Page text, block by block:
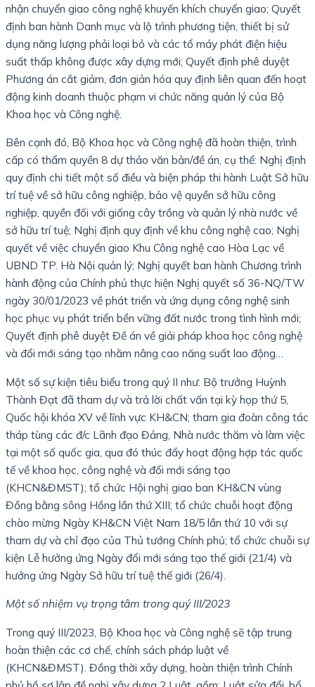
nhận chuyển giao công nghệ khuyến khích chuyển giao; Quyết
định ban hành Danh mục và lộ trình phương tiện, thiết bị sử
dụng năng lượng phải loại bỏ và các tổ máy phát điện hiệu
suất thấp không được xây dựng mới; Quyết định phê duyệt
Phương án cắt giảm, đơn giản hóa quy định liên quan đến hoạt
động kinh doanh thuộc phạm vi chức năng quản lý của Bộ
Khoa học và Công nghệ.
Bên cạnh đó, Bộ Khoa học và Công nghệ đã hoàn thiện, trình
cấp có thẩm quyền 8 dự thảo văn bản/đề án, cụ thể: Nghị định
quy định chi tiết một số điều và biện pháp thi hành Luật Sở hữu
trí tuệ về sở hữu công nghiệp, bảo vệ quyền sở hữu công
nghiệp, quyền đối với giống cây trồng và quản lý nhà nước về
sở hữu trí tuệ; Nghị định quy định về khu công nghệ cao; Nghị
quyết về việc chuyển giao Khu Công nghệ cao Hòa Lạc về
UBND TP. Hà Nội quản lý; Nghị quyết ban hành Chương trình
hành động của Chính phủ thực hiện Nghị quyết số 36-NQ/TW
ngày 30/01/2023 về phát triển và ứng dụng công nghệ sinh
học phục vụ phát triển bền vững đất nước trong tình hình mới;
Quyết định phê duyệt Đề án về giải pháp khoa học công nghệ
và đổi mới sáng tạo nhằm nâng cao năng suất lao động…
Một số sự kiện tiêu biểu trong quý II như: Bộ trưởng Huỳnh
Thành Đạt đã tham dự và trả lời chất vấn tại kỳ họp thứ 5,
Quốc hội khóa XV về lĩnh vực KH&CN; tham gia đoàn công tác
tháp tùng các đ/c Lãnh đạo Đảng, Nhà nước thăm và làm việc
tại một số quốc gia, qua đó thúc đẩy hoạt động hợp tác quốc
tế về khoa học, công nghệ và đổi mới sáng tạo
(KHCN&ĐMST); tổ chức Hội nghị giao ban KH&CN vùng
Đồng bằng sông Hồng lần thứ XIII; tổ chức chuỗi hoạt động
chào mừng Ngày KH&CN Việt Nam 18/5 lần thứ 10 với sự
tham dự và chỉ đạo của Thủ tướng Chính phủ; tổ chức chuỗi sự
kiện Lễ hưởng ứng Ngày đổi mới sáng tạo thế giới (21/4) và
hưởng ứng Ngày Sở hữu trí tuệ thế giới (26/4).
Một số nhiệm vụ trọng tâm trong quý III/2023
Trong quý III/2023, Bộ Khoa học và Công nghệ sẽ tập trung
hoàn thiện các cơ chế, chính sách pháp luật về
(KHCN&ĐMST). Đồng thời xây dựng, hoàn thiện trình Chính